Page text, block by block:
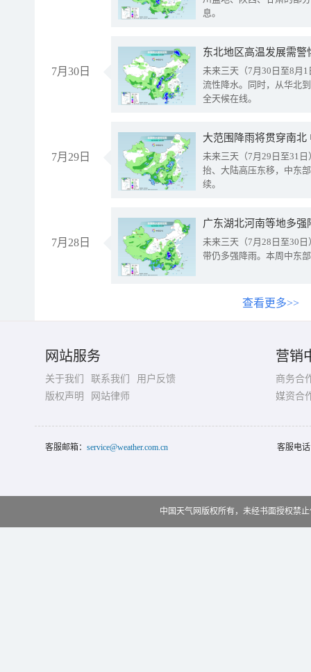
息。
7月30日
东北地区高温发展需
未来三天（7月30日至8月
流性降水。同时，从华北
全天候在线。
7月29日
大范围降雨将贯穿南
未来三天（7月29日至31
抬、大陆高压东移，中东
续。
7月28日
广东湖北河南等地多
未来三天（7月28日至30
带仍多强降雨。本周中东
查看更多>>
网站服务
关于我们 联系我们
用户反馈
版权声明
网站律师
营销
商务合
媒资合
客服邮箱： service@weather.com.cn 客服电
中国天气网版权所有，未经书面授权